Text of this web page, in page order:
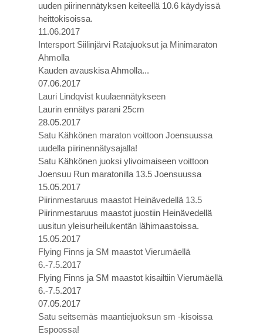
uuden piirinennätyksen keiteellä 10.6 käydyissä
heittokisoissa.
11.06.2017
Intersport Siilinjärvi Ratajuoksut ja Minimaraton
Ahmolla
Kauden avauskisa Ahmolla...
07.06.2017
Lauri Lindqvist kuulaennätykseen
Laurin ennätys parani 25cm
28.05.2017
Satu Kähkönen maraton voittoon Joensuussa
uudella piirinennätysajalla!
Satu Kähkönen juoksi ylivoimaiseen voittoon
Joensuu Run maratonilla 13.5 Joensuussa
15.05.2017
Piirinmestaruus maastot Heinävedellä 13.5
Piirinmestaruus maastot juostiin Heinävedellä
uusitun yleisurheilukentän lähimaastoissa.
15.05.2017
Flying Finns ja SM maastot Vierumäellä
6.-7.5.2017
Flying Finns ja SM maastot kisailtiin Vierumäellä
6.-7.5.2017
07.05.2017
Satu seitsemäs maantiejuoksun sm -kisoissa
Espoossa!